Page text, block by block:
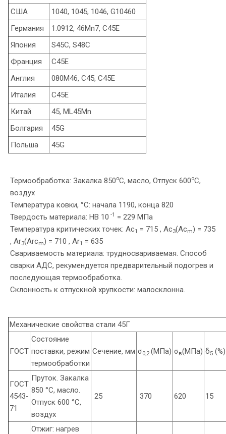
США
1040, 1045, 1046, G10460
Германия
1.0912, 46Mn7, C45E
Япония
S45C, S48C
Франция
C45E
Англия
080M46, C45, C45E
Италия
C45E
Китай
45, ML45Mn
Болгария
45G
Польша
45G
Термообработка: Закалка 850oC, масло, Отпуск 600oC,
воздух
Температура ковки, °С: начала 1190, конца 820
Твердость материала: HB 10 -1
= 229 МПа
Температура критических точек: Ac1 = 715 , Ac3(Acm) = 735
, Ar3(Arcm) = 710 , Ar1 = 635
Свариваемость материала: трудносвариваемая. Способ
сварки АДС, рекумендуется предварительный подогрев и
последующая термообработка.
Склонность к отпускной хрупкости: малосклонна.
Механические свойства стали 45Г
ГОСТ
Состояние
поставки, режим
термообработки
Сечение, мм σ0,2(МПа) σв(МПа) δ5 (%)
ГОСТ
4543-
71
Пруток. Закалка
850 °С, масло.
Отпуск 600 °С,
воздух
25 370 620 15
Отжиг: нагрев